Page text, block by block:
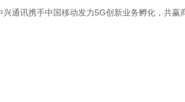
兴通讯携手中国移动发力5G创新业务孵化，共赢